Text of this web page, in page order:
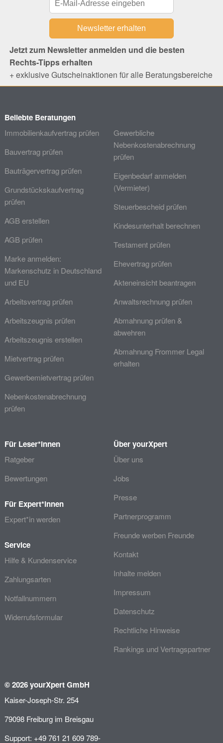
Jetzt zum Newsletter anmelden und die besten
Rechts-Tipps erhalten
+ exklusive Gutscheinaktionen für alle Beratungsbereiche
Beliebte Beratungen
Immobilienkaufvertrag prüfen
Bauvertrag prüfen
Bauträgervertrag prüfen
Grundstückskaufvertrag
prüfen
AGB erstellen
AGB prüfen
Marke anmelden:
Markenschutz in Deutschland
und EU
Arbeitsvertrag prüfen
Arbeitszeugnis prüfen
Arbeitszeugnis erstellen
Mietvertrag prüfen
Gewerbemietvertrag prüfen
Nebenkostenabrechnung
prüfen
Gewerbliche
Nebenkostenabrechnung
prüfen
Eigenbedarf anmelden
(Vermieter)
Steuerbescheid prüfen
Kindesunterhalt berechnen
Testament prüfen
Ehevertrag prüfen
Akteneinsicht beantragen
Anwaltsrechnung prüfen
Abmahnung prüfen &
abwehren
Abmahnung Frommer Legal
erhalten
Für Leser*innen
Ratgeber
Bewertungen
Für Expert*innen
Expert*in werden
Service
Hilfe & Kundenservice
Zahlungsarten
Notfallnummern
Widerrufsformular
Über yourXpert
Über uns
Jobs
Presse
Partnerprogramm
Freunde werben Freunde
Kontakt
Inhalte melden
Impressum
Datenschutz
Rechtliche Hinweise
Rankings und Vertragspartner
© 2026 yourXpert GmbH
Kaiser-Joseph-Str. 254
79098 Freiburg im Breisgau
Support: +49 761 21 609 789-